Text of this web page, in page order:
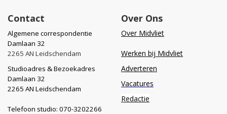
Contact
Algemene correspondentie
Damlaan 32
2265 AN Leidschendam
Studioadres & Bezoekadres
Damlaan 32
2265 AN Leidschendam
Telefoon studio: 070-3202266
Over Ons
Over Midvliet
Werken bij Midvliet
Adverteren
Vacatures
Redactie